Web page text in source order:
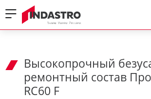
Высокопрочный
ремонтный состав
RC60 F